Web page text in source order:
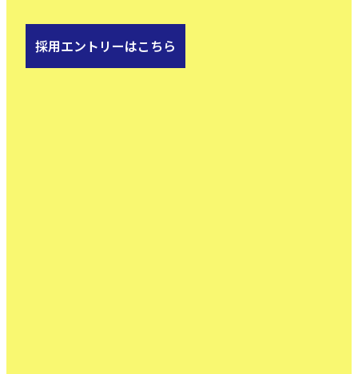
採用エントリーはこちら